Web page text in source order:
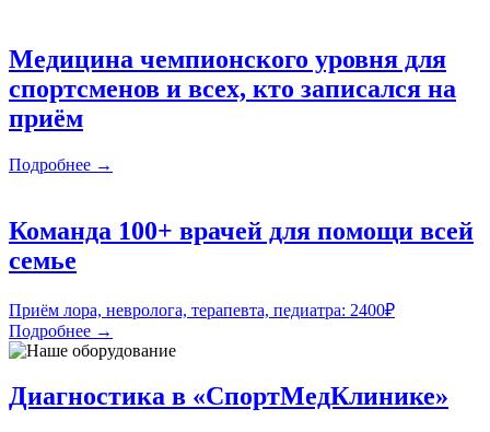
Медицина чемпионского уровня для
спортсменов и всех, кто записался на
приём
Подробнее →
Команда 100+ врачей для помощи всей
семье
Приём лора, невролога, терапевта, педиатра: 2400₽
Подробнее →
Диагностика в «СпортМедКлинике»